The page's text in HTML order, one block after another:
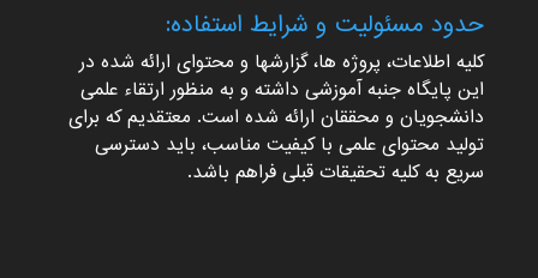
حدود مسئولیت و شرایط استفاده:
کلیه اطلاعات، پروژه ها، گزارشها و محتوای ارائه شده در
این پایگاه جنبه آموزشی داشته و به منظور ارتقاء علمی
دانشجویان و محققان ارائه شده است. معتقدیم که برای
تولید محتوای علمی با کیفیت مناسب، باید دسترسی
سریع به کلیه تحقیقات قبلی فراهم باشد.